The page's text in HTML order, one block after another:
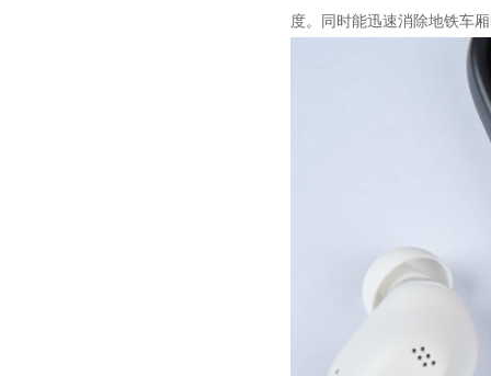
度。同时能迅速消除地铁车